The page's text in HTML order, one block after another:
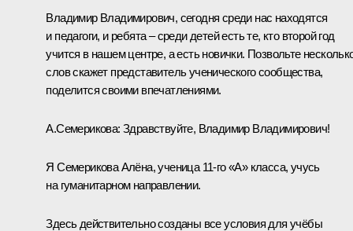
Владимир Владимирович, сегодня среди нас находятся
и педагоги, и ребята – среди детей есть те, кто второй год
учится в нашем центре, а есть новички. Позвольте
слов скажет представитель ученического сообщества,
поделится своими впечатлениями.
А.Семерикова: Здравствуйте, Владимир Владимирович!
Я Семерикова Алёна, ученица 11-го «А» класса, учусь
на гуманитарном направлении.
Здесь действительно созданы все условия для учёбы